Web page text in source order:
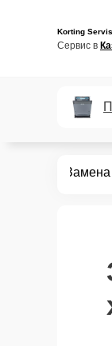
Korting Servis
Сервис в